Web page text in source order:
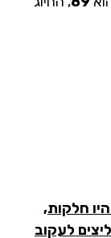
חלקות,
לעקוב